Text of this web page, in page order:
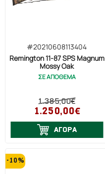
#20210608113404
Remington 11-87 SPS Magnum
Mossy Oak
ΣΕ ΑΠΟΘΕΜΑ
1.385,00€
1.250,00€
ΑΓΟΡΑ
-10%